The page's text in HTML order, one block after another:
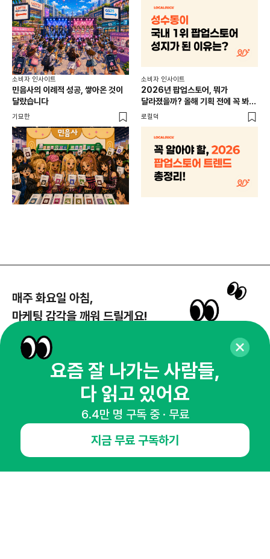
소비자 인사이트
민음사의 이례적 성공, 쌓아온 것이
달랐습니다
기묘한
소비자 인사이트
2026년 팝업스토어, 뭐가
달라졌을까? 올해 기획 전에 꼭 봐야
할 트렌드 4가지
로컬덕
매주 화요일 아침,
마케팅 감각을 깨워 드릴게요!
뉴스레터 구독하기
오픈애즈란
요즘 잘 나가는 사람들,
다 읽고 있어요
6.4만 명 구독 중 · 무료
지금 무료 구독하기